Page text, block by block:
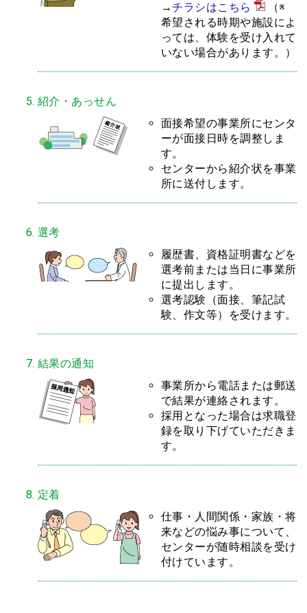
→チラシはこちら
（※
希望される時期や施設によ
っては、体験を受け入れて
いない場合があります。）
紹介・あっせん
面接希望の事業所にセンタ
ーが面接日時を調整しま
す。
センターから紹介状を事業
所に送付します。
選考
履歴書、資格証明書などを
選考前または当日に事業所
に提出します。
選考認験（面接、筆記試
験、作文等）を受けます。
結果の通知
事業所から電話または郵送
で結果が連絡されます。
採用となった場合は求職登
録を取り下げていただきま
す。
定着
仕事・人間関係・家族・将
来などの悩み事について、
センターが随時相談を受け
付けています。